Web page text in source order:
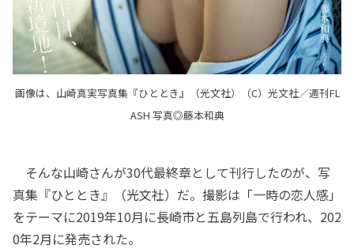
画像は、山崎真実写真集『ひととき』（光文社）（C）光文社／週刊FL
ASH 写真◎藤本和典
そんな山崎さんが30代最終章として刊行したのが、写
真集『ひととき』（光文社）だ。撮影は「一時の恋人感」
をテーマに2019年10月に長崎市と五島列島で行われ、202
0年2月に発売された。